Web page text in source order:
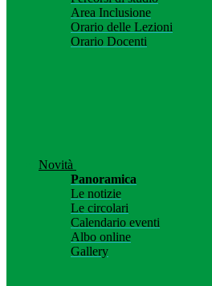
Area Inclusione
Orario delle Lezioni
Orario Docenti
Novità
Panoramica
Le notizie
Le circolari
Calendario eventi
Albo online
Gallery